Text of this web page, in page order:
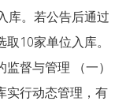
库。若公告后通过
10家单位入库。
督与管理 （一）
实行动态管理，有